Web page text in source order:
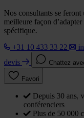
Nos consultants se
meilleure façon
spécifique.
+31 10 433 33 22
devis
Chattez
Favori
Depuis 30 ans,
conférenciers
Plus de 50 000